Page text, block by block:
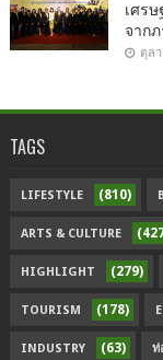
เศร
จาก
ตุล
TAGS
LIFESTYLE (810)
ARTS & CULTURE
HIGHLIGHT (279)
TOURISM (178)
INDUSTRY (63) ท่